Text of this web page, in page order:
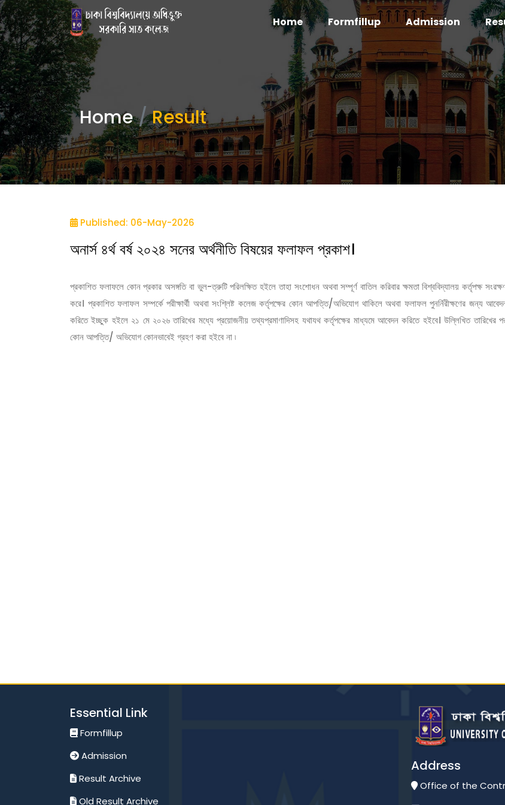
Home Formfillup Admission
Home Result
Published: 06-May-2026
অনার্স ৪র্থ বর্ষ ২০২৪ সনের অর্থনীতি বিষয়ের ফলাফল প্রকাশ।
প্রকাশিত ফলাফলে কোন প্রকার অসঙ্গতি বা ভুল-ত্রুটি পরিলক্ষিত হইলে তাহা সংশোধন অথবা সম্পূর্ণ বাতিল করিবার ক্ষমতা বিশ্ববিদ্যালয় কর্তৃপক্ষ
করে। প্রকাশিত ফলাফল সম্পর্কে পরীক্ষার্থী অথবা সংশ্লিষ্ট কলেজ কর্তৃপক্ষের কোন আপত্তি/অভিযোগ থাকিলে অথবা ফলাফল পুনর্নিরীক্ষণের জন্য
করিতে ইচ্ছুক হইলে ২১ মে ২০২৬ তারিখের মধ্যে প্রয়োজনীয় তথ্যপ্রমাণাদিসহ যথাযথ কর্তৃপক্ষের মাধ্যমে আবেদন করিতে হইবে। উল্লিখিত তারিখের
কোন আপত্তি/ অভিযোগ কোনভাবেই গ্রহণ করা হইবে না ৷
Essential Link
Formfillup
Admission
Result Archive
Old Result Archive
Address
Office of the